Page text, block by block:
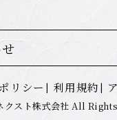
リシー 利用規約
クスト株式会社 All